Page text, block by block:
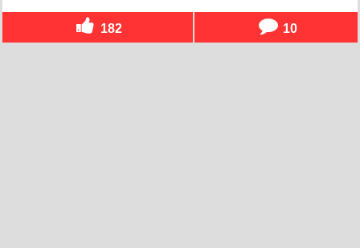
182 10